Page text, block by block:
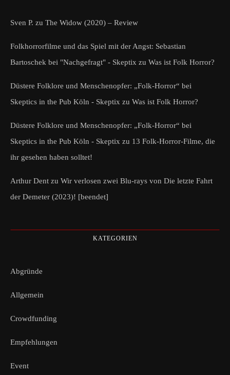
Sven P. zu The Widow (2020) – Review
Folkhorrorfilme und das Spiel mit der Angst: Sebastian
Bartoschek bei "Nachgefragt" - Skeptix zu Was ist Folk Horror?
Düstere Folklore und Menschenopfer: „Folk-Horror“ bei
Skeptics in the Pub Köln - Skeptix zu Was ist Folk Horror?
Düstere Folklore und Menschenopfer: „Folk-Horror“ bei
Skeptics in the Pub Köln - Skeptix zu 13 Folk-Horror-Filme, die
ihr gesehen haben solltet!
Arthur Dent zu Wir verlosen zwei Blu-rays von Die letzte Fahrt
der Demeter (2023)! [beendet]
KATEGORIEN
Abgründe
Allgemein
Crowdfunding
Empfehlungen
Event